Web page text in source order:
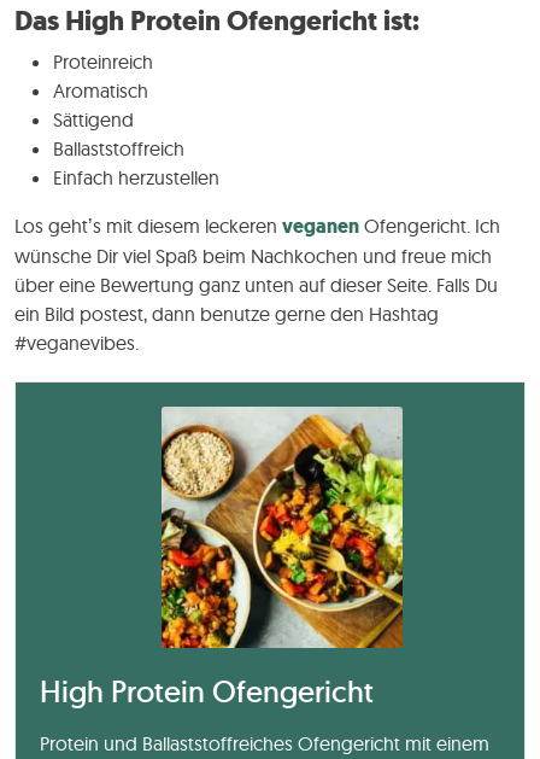
Das High Protein Ofengericht ist:
Proteinreich
Aromatisch
Sättigend
Ballaststoffreich
Einfach herzustellen
Los geht’s mit diesem leckeren veganen Ofengericht. Ich
wünsche Dir viel Spaß beim Nachkochen und freue mich
über eine Bewertung ganz unten auf dieser Seite. Falls Du
ein Bild postest, dann benutze gerne den Hashtag
#veganevibes.
High Protein Ofengericht
Protein und Ballaststoffreiches Ofengericht mit einem